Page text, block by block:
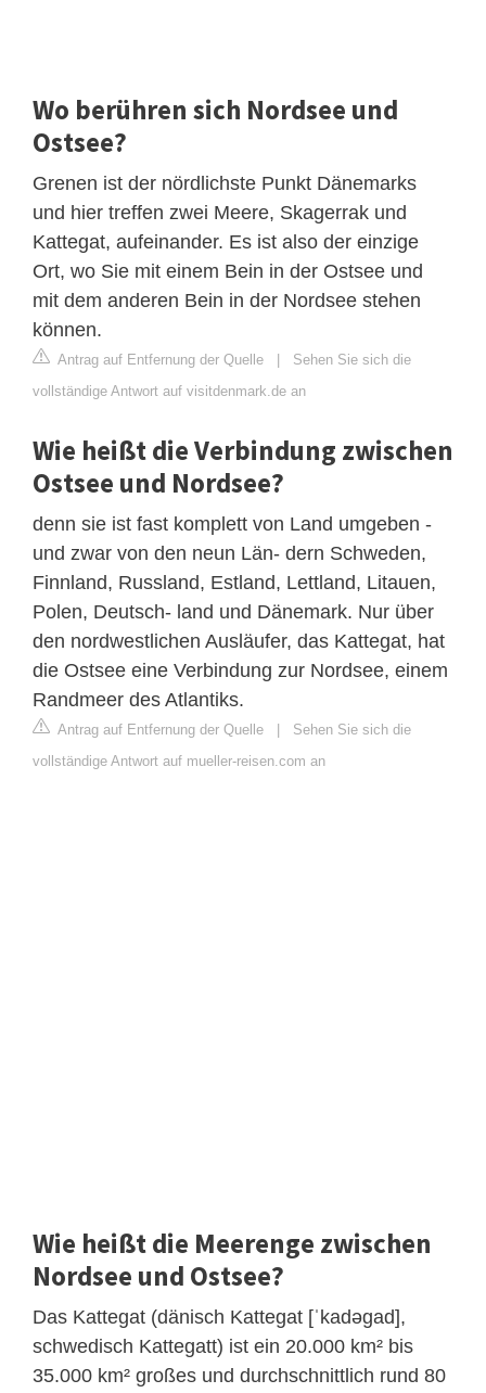
Wo berühren sich Nordsee und
Ostsee?
Grenen ist der nördlichste Punkt Dänemarks
und hier treffen zwei Meere, Skagerrak und
Kattegat, aufeinander. Es ist also der einzige
Ort, wo Sie mit einem Bein in der Ostsee und
mit dem anderen Bein in der Nordsee stehen
können.
Antrag auf Entfernung der Quelle
Sehen Sie sich die
vollständige Antwort auf visitdenmark.de an
Wie heißt die Verbindung zwischen
Ostsee und Nordsee?
denn sie ist fast komplett von Land umgeben -
und zwar von den neun Län- dern Schweden,
Finnland, Russland, Estland, Lettland, Litauen,
Polen, Deutsch- land und Dänemark. Nur über
den nordwestlichen Ausläufer, das Kattegat, hat
die Ostsee eine Verbindung zur Nordsee, einem
Randmeer des Atlantiks.
Antrag auf Entfernung der Quelle
Sehen Sie sich die
vollständige Antwort auf mueller-reisen.com an
Wie heißt die Meerenge zwischen
Nordsee und Ostsee?
Das Kattegat (dänisch Kattegat [ˈkadəgad],
schwedisch Kattegatt) ist ein 20.000 km² bis
35.000 km² großes und durchschnittlich rund 80